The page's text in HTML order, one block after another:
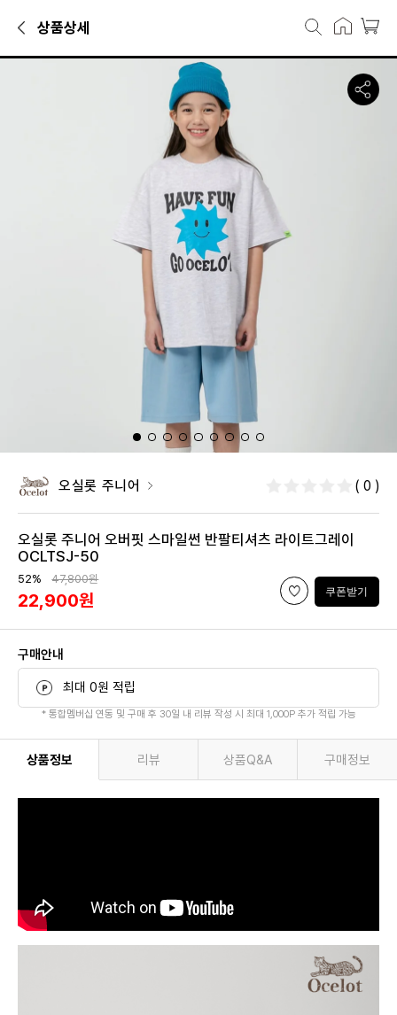
상품상세
실롯 주니어 오버핏 스마일썬 반
소매·반팔티카테고리에서 만나볼 수 있는 상품으로, 캐리마켓에서
오실롯 주니어 ( 0 )
오실롯 주니어 오버핏 스마일썬 반팔티셔츠 라이트그레이
OCLTSJ-50
52% 47,800원
22,900원 쿠폰받기
구매안내
최대 0원 적립
* 통합멤버십 연동 및 구매 후 30일 내 리뷰 작성 시 최대 1,000P 추가 적립 가능
상품정보 리뷰 상품Q&A 구매정보